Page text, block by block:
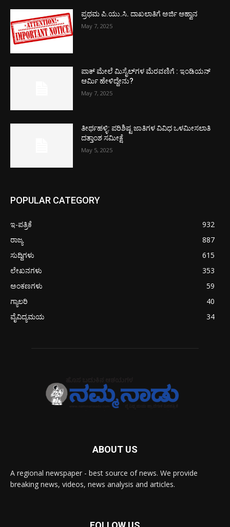
ಪ್ರಥಮ ಪಿ.ಯು.ಸಿ. ದಾಖಲಾತಿಗೆ ಅರ್ಜಿ ಆಹ್ವಾನ
May 7, 2025
ಪಾಕ್​ ಮೇಲೆ ಮಿಸೈಲ್​ಗಳ ಮೆರವಣಿಗೆ : ಇಂಡಿಯನ್
ಆರ್ಮಿ ಹೇಳಿದ್ದೇನು?
May 7, 2025
ತೀರ್ಥಹಳ್ಳಿ: ಪರಿಶಿಷ್ಟ ಜಾತಿಗಳ ವಿವಿಧ ಒಳಮೀಸಲಾತಿ
ದತ್ತಾಂಶ ಸಮೀಕ್ಷೆ
May 5, 2025
POPULAR CATEGORY
ಇ-ಪತ್ರಿಕೆ
932
ರಾಜ್ಯ
887
ಸುದ್ದಿಗಳು
615
ಲೇಖನಗಳು
353
ಅಂಕಣಗಳು
59
ಗ್ಯಾಲರಿ
40
ವೈವಿದ್ಯಮಯ
34
ABOUT US
A regional newspaper - best source of news. We provide
breaking news, videos, news analysis and articles.